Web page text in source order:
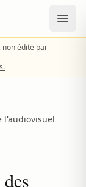
non édité par
l'audiovisuel